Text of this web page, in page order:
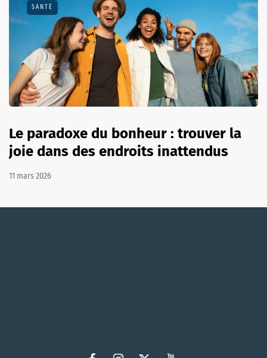
SANTÉ
Le paradoxe du bonheur : trouver la
joie dans des endroits inattendus
11 mars 2026